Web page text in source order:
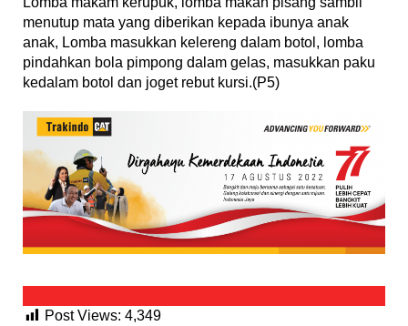
menutup mata yang diberikan kepada ibunya anak
anak, Lomba masukkan kelereng dalam botol, lomba
pindahkan bola pimpong dalam gelas, masukkan paku
kedalam botol dan joget rebut kursi.(P5)
Post Views: 4,349